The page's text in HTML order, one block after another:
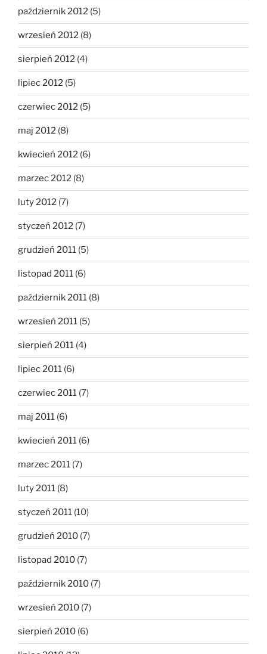
październik 2012 (5)
wrzesień 2012 (8)
sierpień 2012 (4)
lipiec 2012 (5)
czerwiec 2012 (5)
maj 2012 (8)
kwiecień 2012 (6)
marzec 2012 (8)
luty 2012 (7)
styczeń 2012 (7)
grudzień 2011 (5)
listopad 2011 (6)
październik 2011 (8)
wrzesień 2011 (5)
sierpień 2011 (4)
lipiec 2011 (6)
czerwiec 2011 (7)
maj 2011 (6)
kwiecień 2011 (6)
marzec 2011 (7)
luty 2011 (8)
styczeń 2011 (10)
grudzień 2010 (7)
listopad 2010 (7)
październik 2010 (7)
wrzesień 2010 (7)
sierpień 2010 (6)